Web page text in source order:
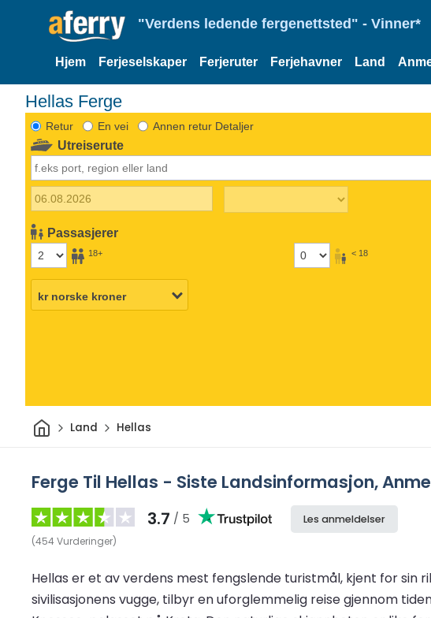
"Verdens ledende fergenettsted" - Vinner*
Hjem Ferjeselskaper Ferjeruter Ferjehavner Land
Hellas Ferge
Retur En vei Annen retur Detaljer
Utreiserute
Passasjerer
18+ < 18
HjemLand Hellas
Ferge Til Hellas - Siste Landsinformasjon,
3.7 / 5
(454 Vurderinger)
Les anmeldelser
Hellas er et av verdens mest fengslende turistmål, kjent for sin
sivilisasjonens vugge, tilbyr en uforglemmelig reise gjennom